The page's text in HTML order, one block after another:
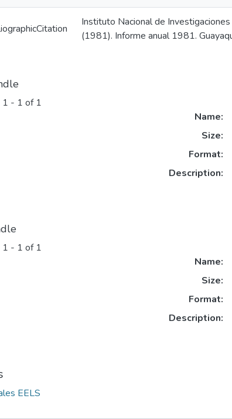
Instituto Nacional de
(1981). Informe anual 1981.
1 - 1 of 1
Name:
Size:
Format:
Description:
1 - 1 of 1
Name:
Size:
Format:
Description:
EELS